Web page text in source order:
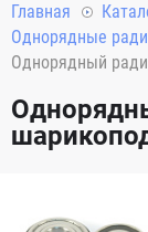
Главная
Однорядные
Однорядный